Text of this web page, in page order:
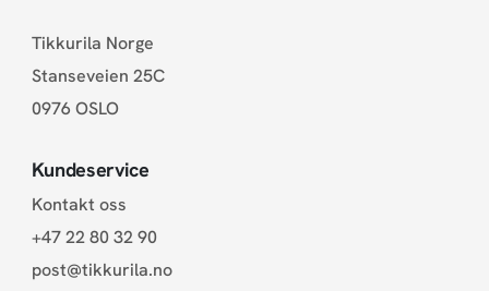
Tikkurila Norge
Stanseveien 25C
0976 OSLO
Kundeservice
Kontakt oss
+47 22 80 32 90
post@tikkurila.no